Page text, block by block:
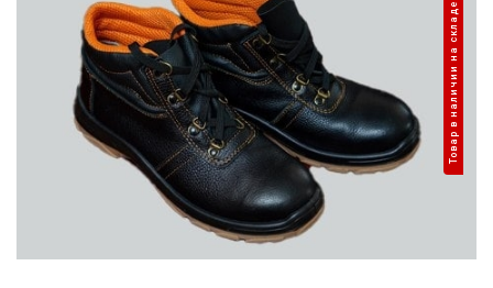
Товар в наличии на складе